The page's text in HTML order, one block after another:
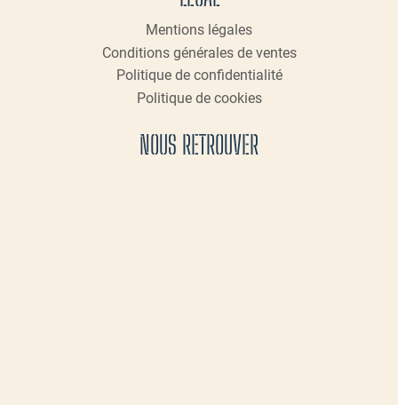
Mentions légales
Conditions générales de ventes
Politique de confidentialité
Politique de cookies
NOUS RETROUVER